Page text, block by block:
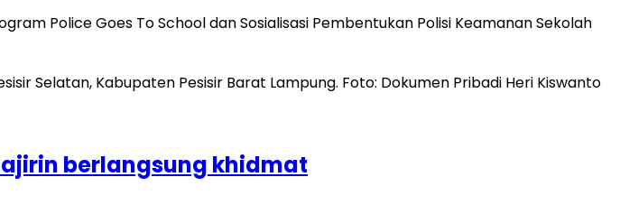
Police Goes To School dan Sosialisasi Pembentukan Polisi Keamanan Sekolah
berlangsung khidmat